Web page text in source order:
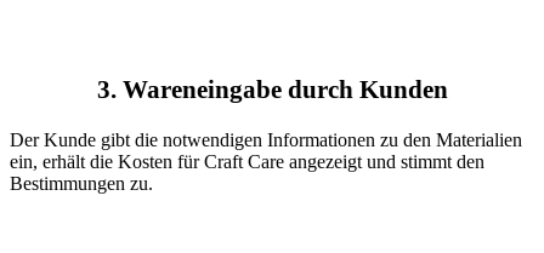
3. Wareneingabe durch Kunden
Der Kunde gibt die notwendigen Informationen zu den Materialien
ein, erhält die Kosten für Craft Care angezeigt und stimmt den
Bestimmungen zu.